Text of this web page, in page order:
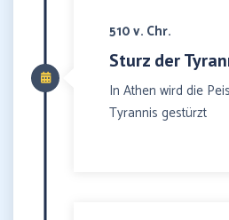
510 v. Chr.
Sturz der
In Athen wird die
Tyrannis gestürzt